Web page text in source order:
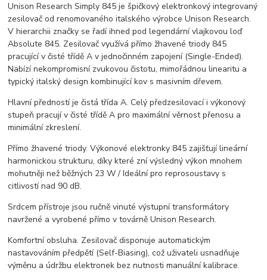
Unison Research Simply 845 je špičkový elektronkový integrovaný
zesilovač od renomovaného italského výrobce Unison Research.
V hierarchii značky se řadí ihned pod legendární vlajkovou loď
Absolute 845. Zesilovač využívá přímo žhavené triody 845
pracující v čisté třídě A v jednočinném zapojení (Single-Ended).
Nabízí nekompromisní zvukovou čistotu, mimořádnou linearitu a
typický italský design kombinující kov s masivním dřevem.
Hlavní předností je čistá třída A. Celý předzesilovací i výkonový
stupeň pracují v čisté třídě A pro maximální věrnost přenosu a
minimální zkreslení.
Přímo žhavené triody. Výkonové elektronky 845 zajišťují lineární
harmonickou strukturu, díky které zní výsledný výkon mnohem
mohutněji než běžných 23 W / Ideální pro reprosoustavy s
citlivostí nad 90 dB.
Srdcem přístroje jsou ručně vinuté výstupní transformátory
navržené a vyrobené přímo v továrně Unison Research.
Komfortní obsluha. Zesilovač disponuje automatickým
nastavováním předpětí (Self-Biasing), což uživateli usnadňuje
výměnu a údržbu elektronek bez nutnosti manuální kalibrace.